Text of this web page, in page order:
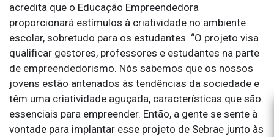
acredita que o Educação Empreendedora
proporcionará estímulos à criatividade no ambiente
escolar, sobretudo para os estudantes. “O projeto visa
qualificar gestores, professores e estudantes na parte
de empreendedorismo. Nós sabemos que os nossos
jovens estão antenados às tendências da sociedade e
têm uma criatividade aguçada, características que são
essenciais para empreender. Então, a gente se sente à
vontade para implantar esse projeto de Sebrae junto às